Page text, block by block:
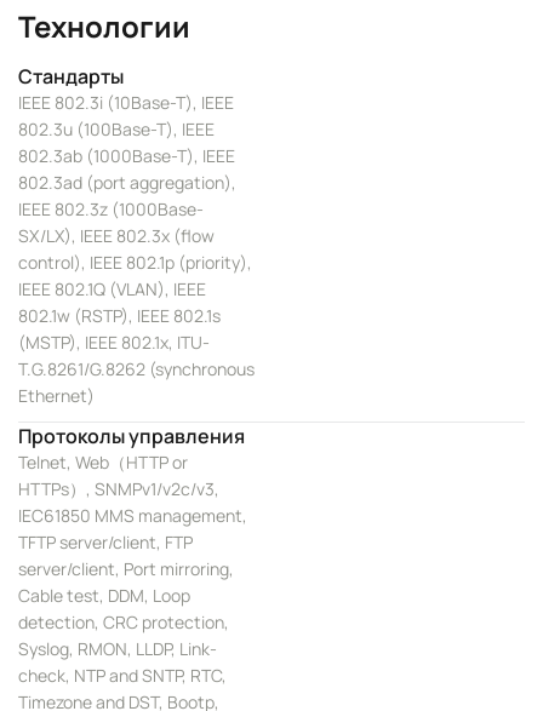
Технологии
Стандарты
IEEE 802.3i (10Base-T), IEEE
802.3u (100Base-T), IEEE
802.3ab (1000Base-T), IEEE
802.3ad (port aggregation),
IEEE 802.3z (1000Base-
SX/LX), IEEE 802.3x (flow
control), IEEE 802.1p (priority),
IEEE 802.1Q (VLAN), IEEE
802.1w (RSTP), IEEE 802.1s
(MSTP), IEEE 802.1x, ITU-
T.G.8261/G.8262 (synchronous
Ethernet)
Протоколы управления
Telnet, Web（HTTP or
HTTPs）, SNMPv1/v2c/v3,
IEC61850 MMS management,
TFTP server/client, FTP
server/client, Port mirroring,
Cable test, DDM, Loop
detection, CRC protection,
Syslog, RMON, LLDP, Link-
check, NTP and SNTP, RTC,
Timezone and DST, Bootp,